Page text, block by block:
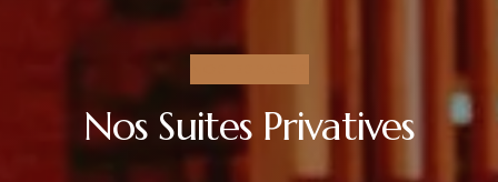
Nos Suites Privatives